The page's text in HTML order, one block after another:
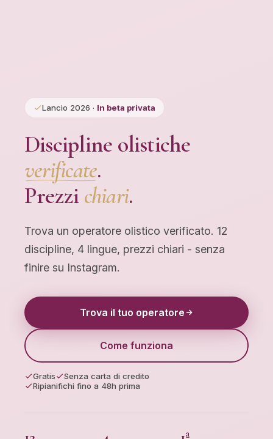
Lancio 2026 · In beta privata
Discipline olistiche
verificate.
Prezzichiari.
Trova un operatore olistico verificato. 12
discipline, 4 lingue, prezzi chiari - senza
finire su Instagram.
Trova il tuo operatore
Come funziona
Gratis
Senza carta di credito
Ripianifichi fino a 48h prima